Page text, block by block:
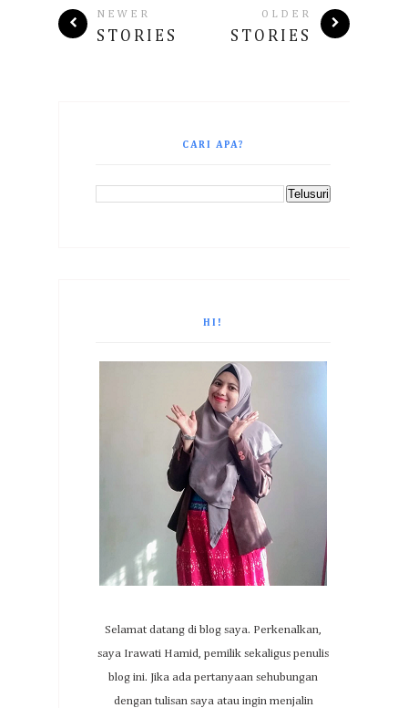
NEWER
STORIES
OLDER
STORIES
CARI APA?
HI!
Selamat datang di blog saya. Perkenalkan,
saya Irawati Hamid, pemilik sekaligus penulis
blog ini. Jika ada pertanyaan sehubungan
dengan tulisan saya atau ingin menjalin